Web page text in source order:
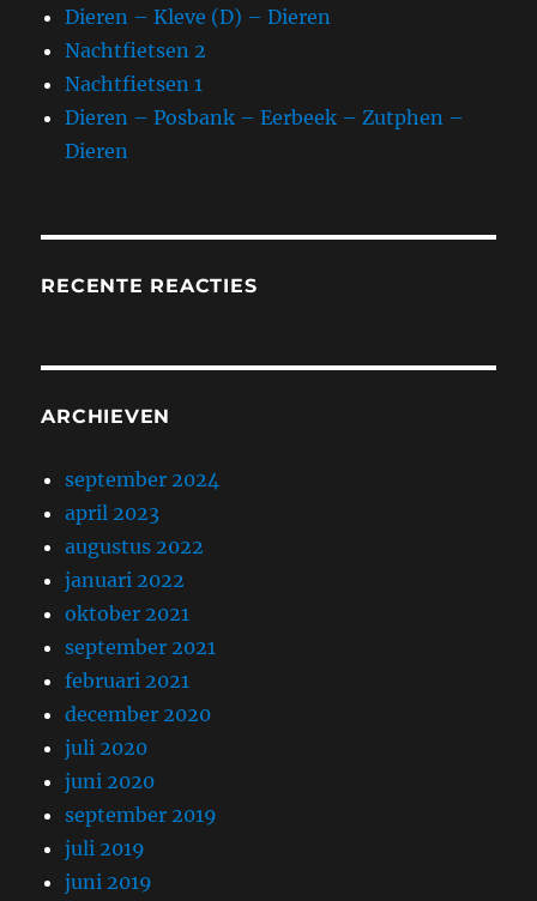
Dieren – Kleve (D) – Dieren
Nachtfietsen 2
Nachtfietsen 1
Dieren – Posbank – Eerbeek – Zutphen –
Dieren
RECENTE REACTIES
ARCHIEVEN
september 2024
april 2023
augustus 2022
januari 2022
oktober 2021
september 2021
februari 2021
december 2020
juli 2020
juni 2020
september 2019
juli 2019
juni 2019